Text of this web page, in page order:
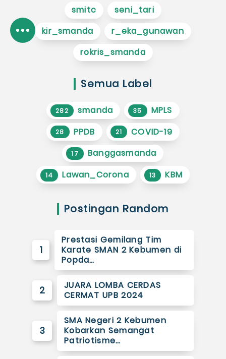
smitc
seni_tari
kir_smanda
r_eka_gunawan
rokris_smanda
Semua Label
282 smanda 35 MPLS
28 PPDB 21 COVID-19
17 Banggasmanda
14 Lawan_Corona 13 KBM
Postingan Random
1
Prestasi Gemilang Tim
Karate SMAN 2 Kebumen di
Popda…
2
JUARA LOMBA CERDAS
CERMAT UPB 2024
3
SMA Negeri 2 Kebumen
Kobarkan Semangat
Patriotisme…